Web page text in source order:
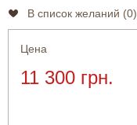
В список желаний (0)
Цена
11 300 грн.